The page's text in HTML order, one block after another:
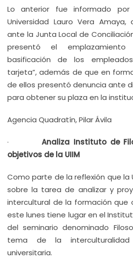
Lo anterior fue informado
Universidad Lauro Vera Amaya,
ante la Junta Local de
presentó el
basificación de los
tarjeta”, además de que en
de ellos presentó denuncia ante
para obtener su plaza en la
Agencia Quadratín, Pilar Ávila
·Analiza Instituto de
objetivos de la UIIM
Como parte de la reflexión que la
sobre la tarea de analizar y
intercultural de la formación que
este lunes tiene lugar en el
del seminario denominado
tema de la
universitaria.